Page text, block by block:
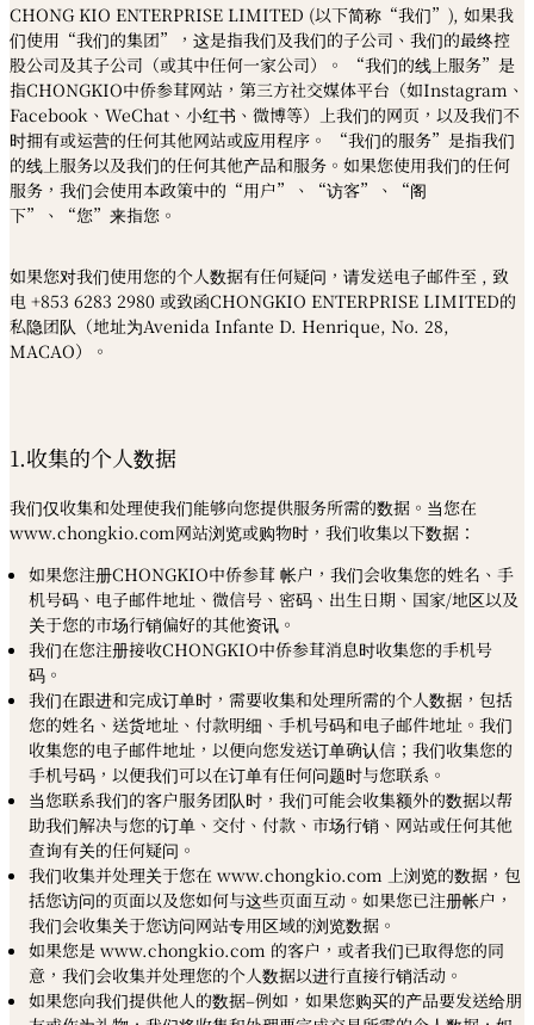
CHONG KIO ENTERPRISE LIMITED (以下简称“我们”), 如果我
们使用“我们的集团”，这是指我们及我们的子公司、我们的最终控
股公司及其子公司（或其中任何一家公司）。 “我们的线上服务”是
指CHONGKIO中侨参茸网站，第三方社交媒体平台（如Instagram、
Facebook、WeChat、小红书、微博等）上我们的网页，以及我们不
时拥有或运营的任何其他网站或应用程序。 “我们的服务”是指我们
的线上服务以及我们的任何其他产品和服务。如果您使用我们的任何
服务，我们会使用本政策中的“用户”、“访客”、“阁
下”、“您”来指您。
如果您对我们使用您的个人数据有任何疑问，请发送电子邮件至 , 致
电 +853 6283 2980 或致函CHONGKIO ENTERPRISE LIMITED的
私隐团队（地址为Avenida Infante D. Henrique, No. 28,
MACAO）。
1.收集的个人数据
我们仅收集和处理使我们能够向您提供服务所需的数据。当您在
www.chongkio.com网站浏览或购物时，我们收集以下数据：
如果您注册CHONGKIO中侨参茸 帐户，我们会收集您的姓名、手
机号码、电子邮件地址、微信号、密码、出生日期、国家/地区以及
关于您的市场行销偏好的其他资讯。
我们在您注册接收CHONGKIO中侨参茸消息时收集您的手机号
码。
我们在跟进和完成订单时，需要收集和处理所需的个人数据，包括
您的姓名、送货地址、付款明细、手机号码和电子邮件地址。我们
收集您的电子邮件地址，以便向您发送订单确认信；我们收集您的
手机号码，以便我们可以在订单有任何问题时与您联系。
当您联系我们的客户服务团队时，我们可能会收集额外的数据以帮
助我们解决与您的订单、交付、付款、市场行销、网站或任何其他
查询有关的任何疑问。
我们收集并处理关于您在 www.chongkio.com 上浏览的数据，包
括您访问的页面以及您如何与这些页面互动。如果您已注册帐户，
我们会收集关于您访问网站专用区域的浏览数据。
如果您是 www.chongkio.com 的客户，或者我们已取得您的同
意，我们会收集并处理您的个人数据以进行直接行销活动。
如果您向我们提供他人的数据–例如，如果您购买的产品要发送给朋